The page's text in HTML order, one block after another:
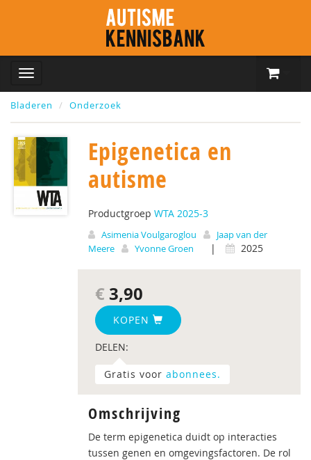
Bladeren Onderzoek
Epigenetica en
autisme
Productgroep WTA 2025-3
Asimenia Voulgaroglou
Jaap van der
Meere
Yvonne Groen | 2025
€ 3,90
KOPEN
DELEN:
Gratis voor abonnees.
Omschrijving
De term epigenetica duidt op interacties
tussen genen en omgevingsfactoren. De rol